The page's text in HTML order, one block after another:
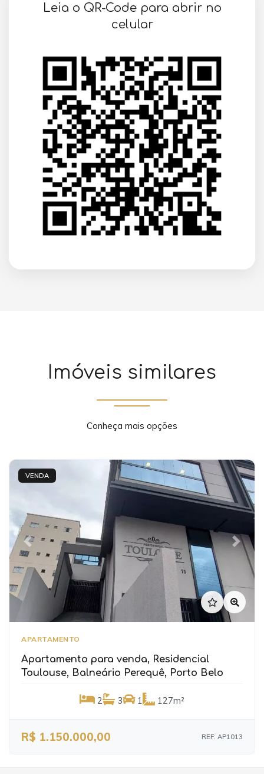
VOLTAR
Leia o QR-Code para abrir no
celular
Imóveis similares
Conheça mais opções
VENDA
Previous Next
APARTAMENTO
Apartamento para venda, Residencial
Toulouse, Balneário Perequê, Porto Belo
2 3 1 127m²
R$ 1.150.000,00 REF: AP1013